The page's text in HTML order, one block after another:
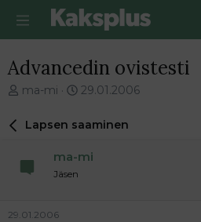
Advancedin ovistesti
V
e
i
t
ma-mi
E
s
m
m
29.01.2006
Lapsen saaminen
ma-mi
Jäsen
29.01.2006